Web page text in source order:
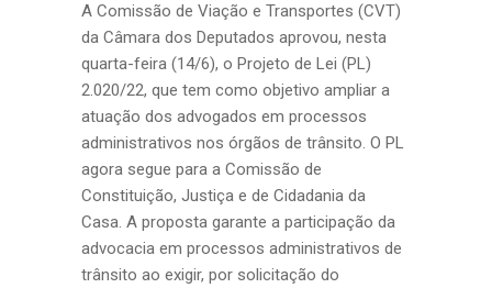
A Comissão de Viação e Transportes (CVT)
da Câmara dos Deputados aprovou, nesta
quarta-feira (14/6), o Projeto de Lei (PL)
2.020/22, que tem como objetivo ampliar a
atuação dos advogados em processos
administrativos nos órgãos de trânsito. O PL
agora segue para a Comissão de
Constituição, Justiça e de Cidadania da
Casa. A proposta garante a participação da
advocacia em processos administrativos de
trânsito ao exigir, por solicitação do